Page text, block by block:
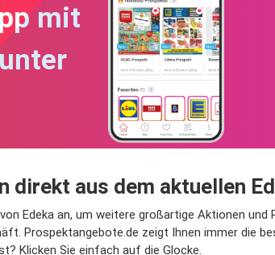
mit
direkt aus dem aktuellen
Edeka an, um weitere großartige Aktionen und
Prospektangebote.de zeigt Ihnen immer die
Klicken Sie einfach auf die Glocke.